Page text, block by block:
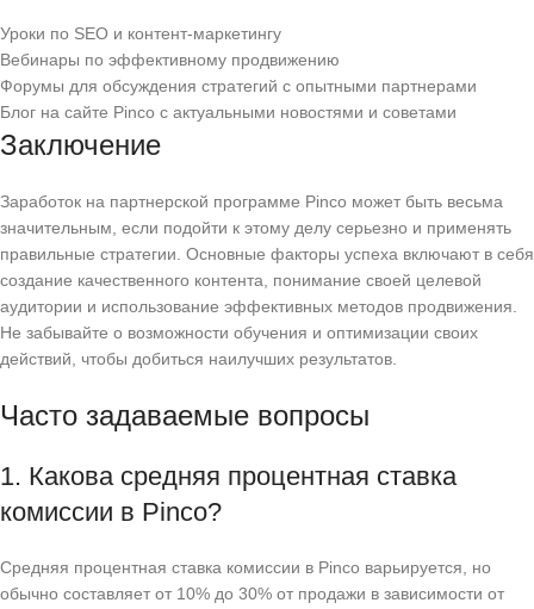
Уроки по SEO и контент-маркетингу
Вебинары по эффективному продвижению
Форумы для обсуждения стратегий с опытными партнерами
Блог на сайте Pinco с актуальными новостями и советами
Заключение
Заработок на партнерской программе Pinco может быть весьма
значительным, если подойти к этому делу серьезно и применять
правильные стратегии. Основные факторы успеха включают в себя
создание качественного контента, понимание своей целевой
аудитории и использование эффективных методов продвижения.
Не забывайте о возможности обучения и оптимизации своих
действий, чтобы добиться наилучших результатов.
Часто задаваемые вопросы
1. Какова средняя процентная ставка
комиссии в Pinco?
Средняя процентная ставка комиссии в Pinco варьируется, но
обычно составляет от 10% до 30% от продажи в зависимости от